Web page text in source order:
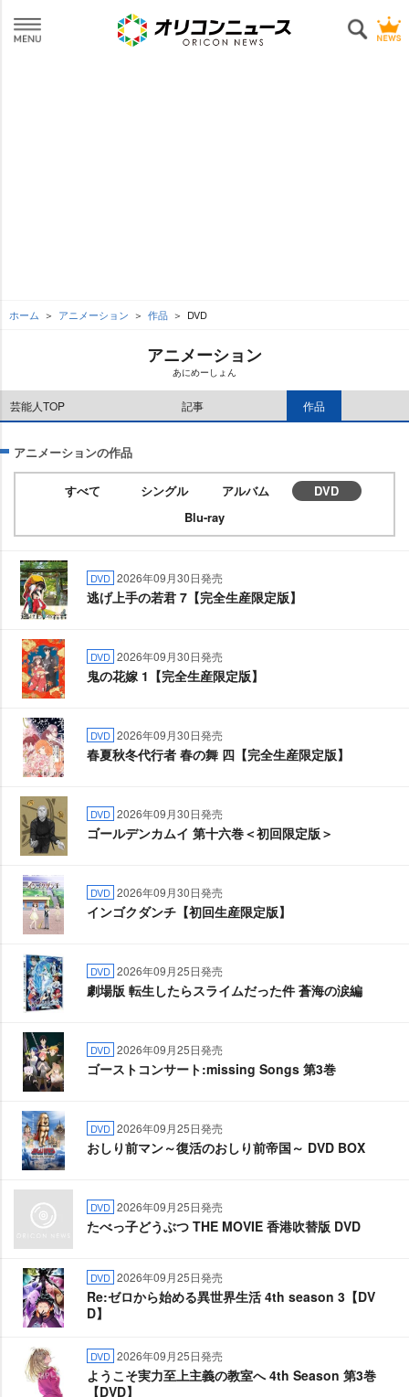
ホーム アニメーション 作品 DVD
アニメーション
あにめーしょん
芸能人TOP 記事 作品
アニメーションの作品
すべて シングル アルバム
DVD
Blu-ray
DVD 2026年09月30日発売
逃げ上手の若君 7【完全生産限定版】
DVD 2026年09月30日発売
鬼の花嫁 1【完全生産限定版】
DVD 2026年09月30日発売
春夏秋冬代行者 春の舞 四【完全生産限定版】
DVD 2026年09月30日発売
ゴールデンカムイ 第十六巻＜初回限定版＞
DVD 2026年09月30日発売
インゴクダンチ【初回生産限定版】
DVD 2026年09月25日発売
劇場版 転生したらスライムだった件 蒼海の涙編
DVD 2026年09月25日発売
ゴーストコンサート:missing Songs 第3巻
DVD 2026年09月25日発売
おしり前マン～復活のおしり前帝国～ DVD BOX
DVD 2026年09月25日発売
たべっ子どうぶつ THE MOVIE 香港吹替版 DVD
DVD 2026年09月25日発売
Re:ゼロから始める異世界生活 4th season 3【DV
D】
DVD 2026年09月25日発売
ようこそ実力至上主義の教室へ 4th Season 第3巻
【DVD】